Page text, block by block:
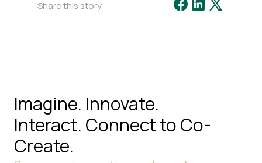
Share this story
Imagine. Innovate.
Interact. Connect to Co-
Create.